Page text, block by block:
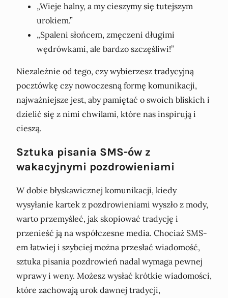
„Wieje halny, a my cieszymy się tutejszym
urokiem.”
„Spaleni słońcem, zmęczeni długimi
wędrówkami, ale bardzo szczęśliwi!”
Niezależnie od tego, czy wybierzesz tradycyjną
pocztówkę czy nowoczesną formę komunikacji,
najważniejsze jest, aby pamiętać o swoich bliskich i
dzielić się z nimi chwilami, które nas inspirują i
cieszą.
Sztuka pisania SMS-ów z
wakacyjnymi pozdrowieniami
W dobie błyskawicznej komunikacji, kiedy
wysyłanie kartek z pozdrowieniami wyszło z mody,
warto przemyśleć, jak skopiować tradycję i
przenieść ją na współczesne media. Chociaż SMS-
em łatwiej i szybciej można przesłać wiadomość,
sztuka pisania pozdrowień nadal wymaga pewnej
wprawy i weny. Możesz wysłać krótkie wiadomości,
które zachowają urok dawnej tradycji,